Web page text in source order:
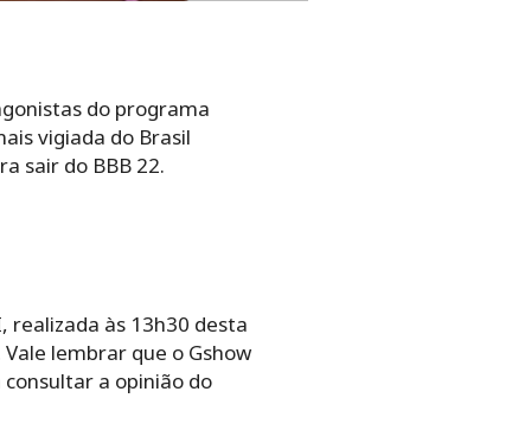
do programa
vigiada do Brasil
sair do BBB 22.
realizada às 13h30 desta
lembrar que o Gshow
a opinião do